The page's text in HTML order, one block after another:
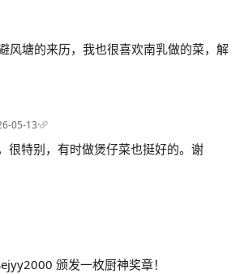
风塘的来历，我也很喜欢南乳做的菜，解
05-13·
很特别，有时做煲仔菜也挺好的。谢
颁发一枚厨神奖章！